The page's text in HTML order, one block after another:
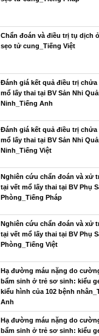
Chẩn đoán và điều trị tụ dịch
sẹo tử cung_Tiếng Việt
Đánh giá kết quả điều trị chửa
mổ lấy thai tại BV Sản Nhi
Ninh_Tiếng Anh
Đánh giá kết quả điều trị chửa
mổ lấy thai tại BV Sản Nhi
Ninh_Tiếng Việt
Nghiên cứu chẩn đoán và xử
tại vết mổ lấy thai tại BV Phụ
Phòng_Tiếng Pháp
Nghiên cứu chẩn đoán và xử
tại vết mổ lấy thai tại BV Phụ
Phòng_Tiếng Việt
Hạ đường máu nặng do
bẩm sinh ở trẻ sơ sinh: kiểu
kiểu hình của 102 bệnh
Anh
Hạ đường máu nặng do
bẩm sinh ở trẻ sơ sinh: kiểu